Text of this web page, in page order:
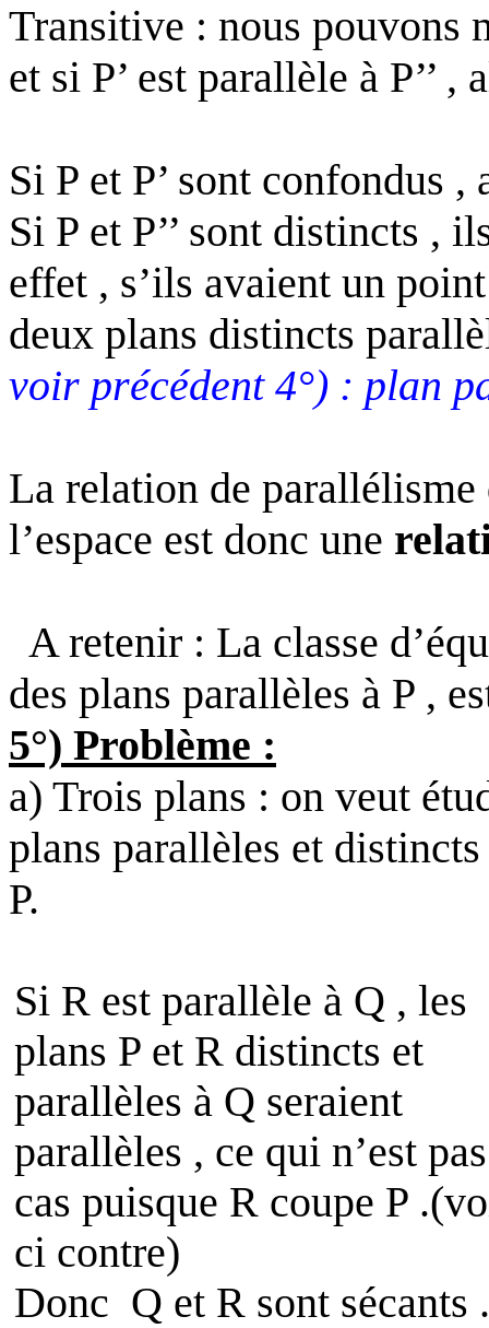
Transitive : nous pouvons
et si P’ est parallèle à P’’ ,
Si P et P’ sont confondus
Si P et P’’ sont distincts ,
effet , s’ils avaient un
deux plans distincts
voir précédent 4°) : plan
La relation de parallélisme
l’espace est donc une
A retenir : La classe
des plans parallèles à P ,
5°) Problème :
a) Trois plans : on veut
plans parallèles et
P.
Si R est parallèle à Q , les
plans P et R distincts et
parallèles à Q seraient
parallèles , ce qui n’est
cas puisque R coupe P
ci contre)
Donc Q et R sont sécants .